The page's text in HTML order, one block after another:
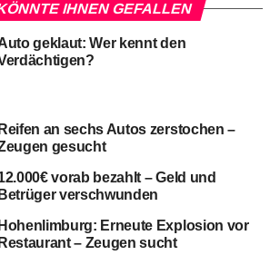
IHNEN GEFALLEN
geklaut: Wer kennt den
Reifen an sechs Autos zerstochen –
gesucht
vorab bezahlt – Geld und
Betrüger verschwunden
Hohenlimburg: Erneute Explosion vor
Restaurant – Zeugen sucht